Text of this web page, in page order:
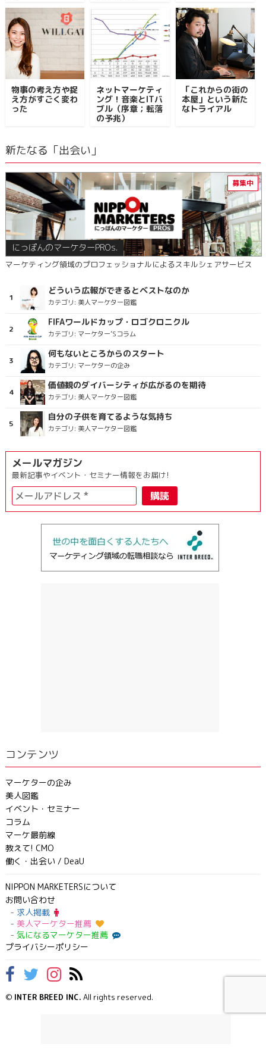
物事の考え方や捉
え方がすごく変わ
った
ネットマーケティ
ング！音楽とITバ
ブル（序章；転落
の予兆）
「これからの街の
本屋」という新た
なトライアル
新たなる「出会い」
にっぽんのマーケターPROs.
マーケティング領域のプロフェッショナルによるスキルシェアサービス
どういう広報ができるとベストなのか
カテゴリ: 美人マーケター図鑑
FIFAワールドカップ・ロゴクロニクル
カテゴリ: マーケター’Sコラム
何もないところからのスタート
カテゴリ: マーケターの企み
価値観のダイバーシティが広がるのを期待
カテゴリ: 美人マーケター図鑑
自分の子供を育てるような気持ち
カテゴリ: 美人マーケター図鑑
メールマガジン
最新記事やイベント・セミナー情報をお届け!
コンテンツ
マーケターの企み
美人図鑑
イベント・セミナー
コラム
マーケ最前線
教えて! CMO
働く・出会い / DeaU
NIPPON MARKETERSについて
お問い合わせ
求人掲載
美人マーケター推薦
気になるマーケター推薦
プライバシーポリシー
© INTER BREED INC. All rights reserved.